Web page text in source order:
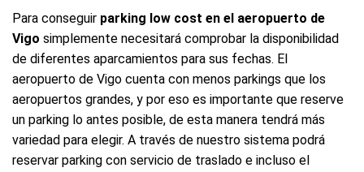
Para conseguir parking low cost en el aeropuerto de
Vigo simplemente necesitará comprobar la disponibilidad
de diferentes aparcamientos para sus fechas. El
aeropuerto de Vigo cuenta con menos parkings que los
aeropuertos grandes, y por eso es importante que reserve
un parking lo antes posible, de esta manera tendrá más
variedad para elegir. A través de nuestro sistema podrá
reservar parking con servicio de traslado e incluso el